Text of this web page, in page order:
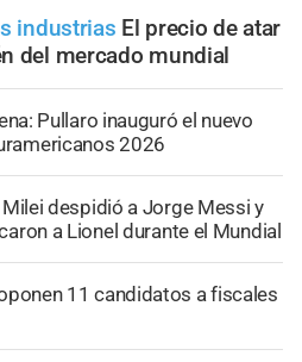
industrias El precio de atar
del mercado mundial
Pullaro inauguró el nuevo
2026
Milei despidió a Jorge Messi y
a Lionel durante el Mundial
11 candidatos a fiscales